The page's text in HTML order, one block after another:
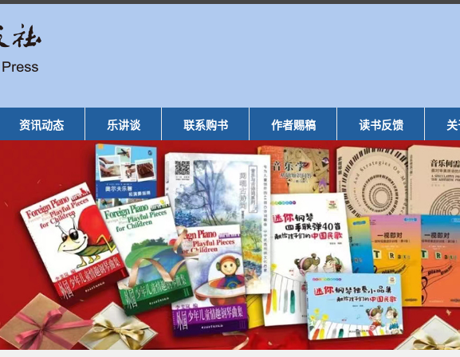
资讯动态 乐讲谈 联系购书 作者赐稿 读书反馈